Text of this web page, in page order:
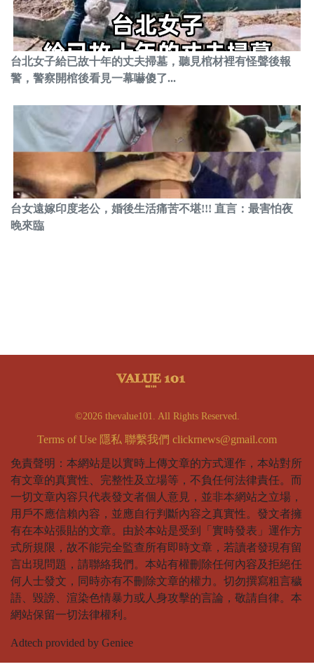
台北女子給已故十年的丈夫掃墓，聽見棺材裡有怪聲後報
警，警察開棺後看見一幕嚇傻了...
台女遠嫁印度老公，婚後生活痛苦不堪!!! 直言：最害怕夜
晚來臨
©2026 thevalue101. All Rights Reserved.
Terms of Use 隱私 聯繫我們 clickrnews@gmail.com
免責聲明：本網站是以實時上傳文章的方式運作，本站對所
有文章的真實性、完整性及立場等，不負任何法律責任。而
一切文章內容只代表發文者個人意見，並非本網站之立場，
用戶不應信賴內容，並應自行判斷內容之真實性。發文者擁
有在本站張貼的文章。由於本站是受到「實時發表」運作方
式所規限，故不能完全監查所有即時文章，若讀者發現有留
言出現問題，請聯絡我們。本站有權刪除任何內容及拒絕任
何人士發文，同時亦有不刪除文章的權力。切勿撰寫粗言穢
語、毀謗、渲染色情暴力或人身攻擊的言論，敬請自律。本
網站保留一切法律權利。
Adtech provided by Geniee